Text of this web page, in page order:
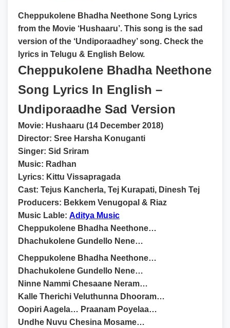
Cheppukolene Bhadha Neethone Song Lyrics
from the Movie ‘Hushaaru’. This song is the sad
version of the ‘Undiporaadhey’ song. Check the
lyrics in Telugu & English Below.
Cheppukolene Bhadha Neethone
Song Lyrics In English –
Undiporaadhe Sad Version
Movie: Hushaaru (14 December 2018)
Director: Sree Harsha Konuganti
Singer: Sid Sriram
Music: Radhan
Lyrics: Kittu Vissapragada
Cast: Tejus Kancherla, Tej Kurapati, Dinesh Tej
Producers: Bekkem Venugopal & Riaz
Music Lable: Aditya Music
Cheppukolene Bhadha Neethone…
Dhachukolene Gundello Nene…
Cheppukolene Bhadha Neethone…
Dhachukolene Gundello Nene…
Ninne Nammi Chesaane Neram…
Kalle Therichi Veluthunna Dhooram…
Oopiri Aagela… Praanam Poyelaa…
Undhe Nuvu Chesina Mosame…